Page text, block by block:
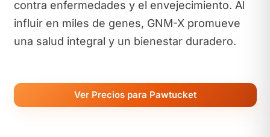
contra enfermedades y el envejecimiento. Al
influir en miles de genes, GNM-X promueve
una salud integral y un bienestar duradero.
Ver Precios para Pawtucket